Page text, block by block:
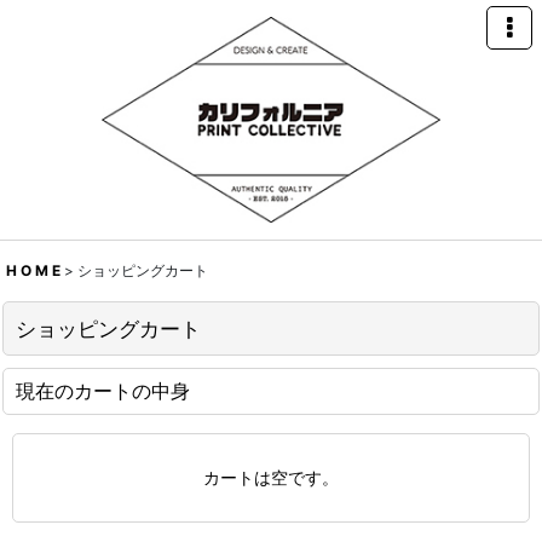
H O M E > ショッピングカート
ショッピングカート
現在のカートの中身
カートは空です。